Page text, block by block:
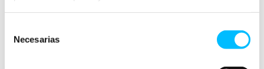
Necesarias
Descuentos
porcentaje
Número 20%